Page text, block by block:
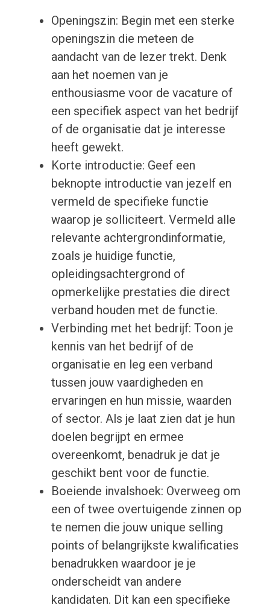
Openingszin: Begin met een sterke
openingszin die meteen de
aandacht van de lezer trekt. Denk
aan het noemen van je
enthousiasme voor de vacature of
een specifiek aspect van het bedrijf
of de organisatie dat je interesse
heeft gewekt.
Korte introductie: Geef een
beknopte introductie van jezelf en
vermeld de specifieke functie
waarop je solliciteert. Vermeld alle
relevante achtergrondinformatie,
zoals je huidige functie,
opleidingsachtergrond of
opmerkelijke prestaties die direct
verband houden met de functie.
Verbinding met het bedrijf: Toon je
kennis van het bedrijf of de
organisatie en leg een verband
tussen jouw vaardigheden en
ervaringen en hun missie, waarden
of sector. Als je laat zien dat je hun
doelen begrijpt en ermee
overeenkomt, benadruk je dat je
geschikt bent voor de functie.
Boeiende invalshoek: Overweeg om
een of twee overtuigende zinnen op
te nemen die jouw unique selling
points of belangrijkste kwalificaties
benadrukken waardoor je je
onderscheidt van andere
kandidaten. Dit kan een specifieke